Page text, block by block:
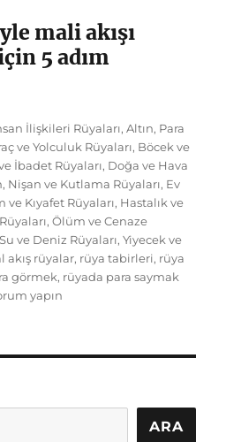
mali akışı
5 adım
İlişkileri Rüyaları,Altın, Para
ve Yolculuk Rüyaları, Böcek ve
İbadet Rüyaları, Doğa ve Hava
Nişan ve Kutlama Rüyaları, Ev
ve Kıyafet Rüyaları, Hastalık ve
,Ölüm ve Cenaze
Su ve Deniz Rüyaları,Yiyecek ve
akış rüyalar, rüya tabirleri, rüya
görmek, rüyada para saymak
yapın
ARA